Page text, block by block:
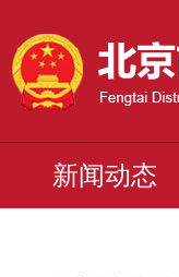
新闻动态